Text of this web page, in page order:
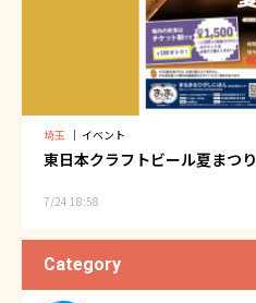
埼玉 ｜ イベント
東日本クラフトビール夏まつり
7/24 18:58
Category